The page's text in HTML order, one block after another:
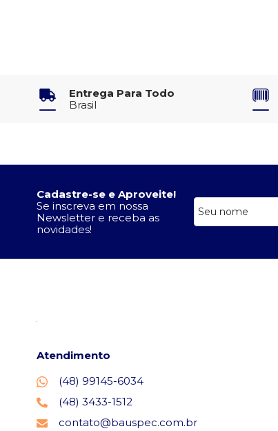
Entrega Para Todo
Brasil
Cadastre-se e Aproveite!
Se inscreva em nossa
Newsletter e receba as
novidades!
Atendimento
(48) 99145-6034
(48) 3433-1512
contato@bauspec.com.br